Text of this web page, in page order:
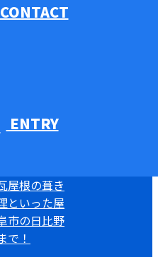
CONTACT
ENTRY